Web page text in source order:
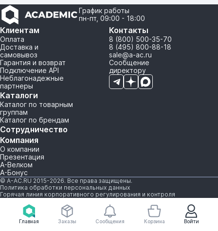
Главная Войти
Заказы Сообщения Корзина
График работы
пн-пт, 09:00 - 18:00
Клиентам
Оплата
Доставка и
самовывоз
Гарантия и возврат
Подключение API
Неблагонадежные
партнеры
Каталоги
Каталог по товарным
группам
Каталог по брендам
Сотрудничество
Компания
О компании
Презентация
А-Велком
А-Бонус
Контакты
8 (800) 500-35-70
8 (495) 800-88-18
sale@a-ac.ru
Сообщение
директору
© A-AC.RU 2015-2026. Все права защищены.
Политика обработки персональных данных
Горячая линия корпоративного регулирования и контроля